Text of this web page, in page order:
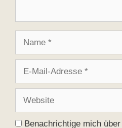
Adresse
Benachrichtige mich